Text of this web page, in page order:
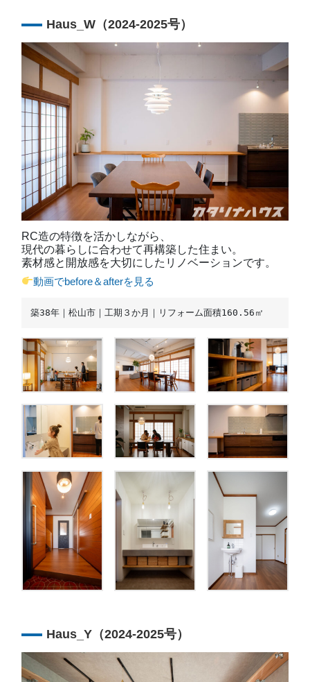
Haus_W（2024-2025号）
RC造の特徴を活かしながら、
現代の暮らしに合わせて再構築した住まい。
素材感と開放感を大切にしたリノベーションです。
動画でbefore＆afterを見る
築38年｜松山市｜工期３か月｜リフォーム面積160.56㎡
Haus_Y（2024-2025号）